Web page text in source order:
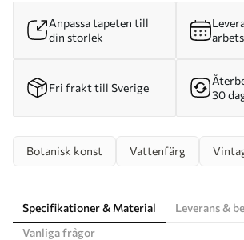
Anpassa tapeten till
din storlek
Fri frakt till Sverige
30
Botanisk konst Vattenfärg
Specifikationer & Material
Leverans &
Vanliga frågor